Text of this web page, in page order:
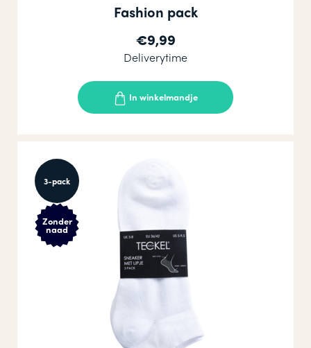
Fashion pack
€9,99
Deliverytime
In winkelmandje
3-pack
Zonder
naad